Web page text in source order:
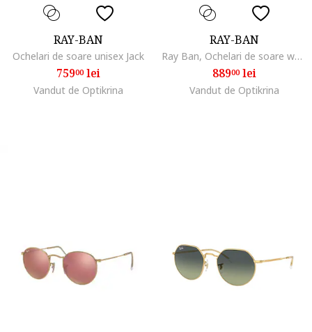
RAY-BAN
Ochelari de soare unisex Jack
75900lei
Vandut de Optikrina
RAY-BAN
Ray Ban, Ochelari de soare wayfarer cu lentile polarizate si model unisex, Grej/Argintiu
88900lei
Vandut de Optikrina